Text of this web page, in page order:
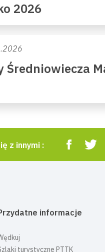
2026
z innymi :
informacje
turystyczne PTTK